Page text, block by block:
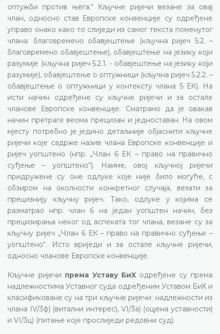
оптужби против њега.“ Кључне ријечи везане за овај
члан, односно став Европске конвенције су одређене
управо онако како то слиједи из самог текста поменутог
члана: благовремено обавјештење (кључна ријеч 5.2. –
благовремено обавјештење), обавјештење на језику који
разумије (кључна ријеч 5.2.1. - обавјештење на језику који
разумије), обавјештење о оптужници (кључна ријеч 5.2.2. –
обавјештење о оптужници у контексту члана 5 ЕК). На
исти начин одређене су кључне ријечи и за остале
чланове Европске конвенције. Сматрамо да је овакав
начин претраге веома прецизан и једноставан. На овом
мјесту потребно је једино детаљније објаснити кључне
ријечи које садрже назив члана Европске конвенције и
ријеч уопштено (нпр. „Члан 6 ЕК – право на правично
суђење – уопштено“). Наиме, овој кључној ријечи
придружене су оне одлуке које није било могуће, с
обзиром на околности конкретног случаја, везати за
прецизнију кључну ријеч. Тако, одлуке у којима се
разматрао нпр. члан 6 на један уопштен начин, без
прецизирања неког од аспеката тог члана, везане су за
кључну ријеч „Члан 6 ЕК – право на правично суђење –
уопштено“. Исто вриједи и за остале кључне ријечи,
односно чланове Европске конвенције.
Кључне ријечи према Уставу БиХ одређене су према
надлежностима Уставног суда одређеним Уставом БиХ и
класификоване су на три кључне ријечи: надлежности из
члана IV/3ф) (витални интерес), VI/3а) (оцјена уставности)
и VI/3ц) (питање које прослиједи редовни суд).